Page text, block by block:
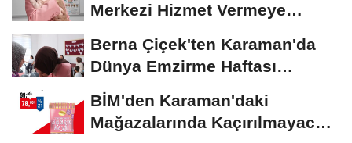
Merkezi Hizmet Vermeye
Berna Çiçek'ten Karaman'da
Dünya Emzirme Haftası
Etkinliğine Ziyaret
BİM'den Karaman'daki
Mağazalarında Kaçırılmayacak